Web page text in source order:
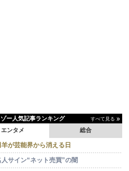
ー人気記事ランキング すべて見る
エンタメ 総合
が芸能界から消える日
人サイン“ネット売買”の闇